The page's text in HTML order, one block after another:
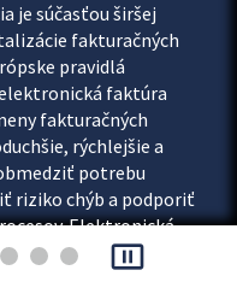
je súčasťou širšej
fakturačných
pravidlá
faktúra
fakturačných
rýchlejšie a
potrebu
riziko chýb a podporiť
Elektronická
pause_presentation